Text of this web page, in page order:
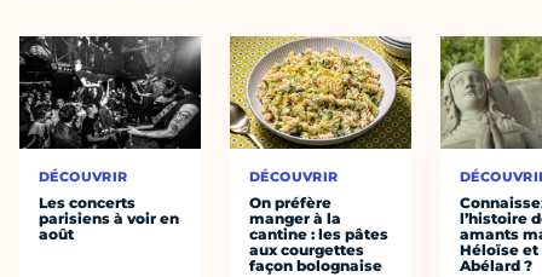
DÉCOUVRIR
Les concerts
parisiens à voir en
août
DÉCOUVRIR
On préfère
manger à la
cantine : les pâtes
aux courgettes
façon bolognaise
l’histoire
amants
Héloïse et
Abélard ?